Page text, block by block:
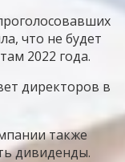
что не будет
2022 года.
директоров в
также
дивиденды.